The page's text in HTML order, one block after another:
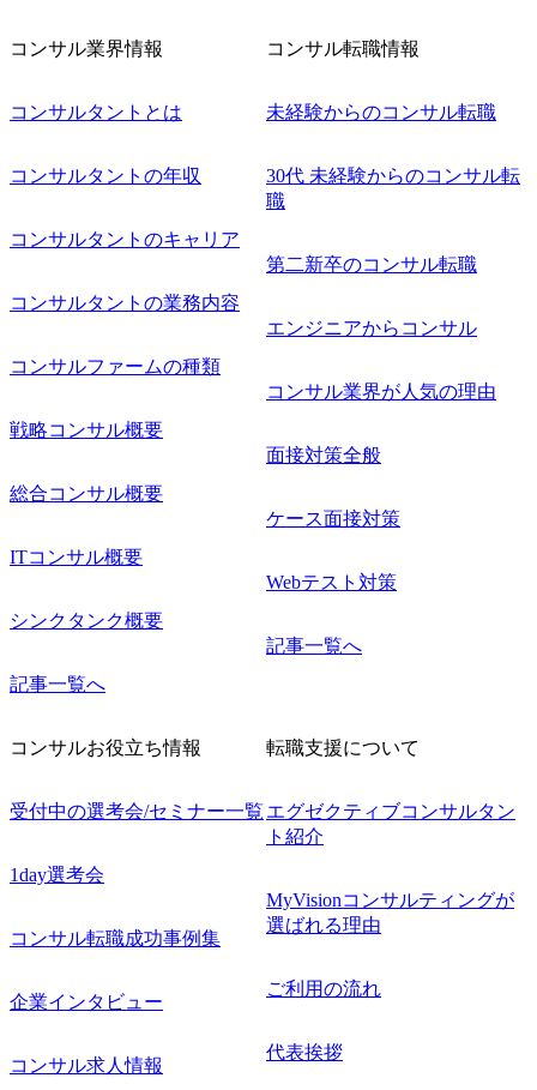
できる機会ですので、ぜひご参加ください。 当日はXspear
名参加する予定です！ ●費用 : 無料 虎ノ門ヒルズ付近 ※詳
している方
コンサル業界情報
コンサルタントとは
コンサルタントの年収
コンサルタントのキャリア
コンサルタントの業務内容
コンサルファームの種類
戦略コンサル概要
総合コンサル概要
ITコンサル概要
シンクタンク概要
記事一覧へ
コンサル転職情報
未経験からのコンサル転職
30代 未経験からのコンサル転
職
第二新卒のコンサル転職
エンジニアからコンサル
コンサル業界が人気の理由
面接対策全般
ケース面接対策
Webテスト対策
記事一覧へ
コンサルお役立ち情報
受付中の選考会/セミナー一覧
1day選考会
コンサル転職成功事例集
企業インタビュー
コンサル求人情報
転職支援について
エグゼクティブコンサルタン
ト紹介
MyVisionコンサルティングが
選ばれる理由
ご利用の流れ
代表挨拶